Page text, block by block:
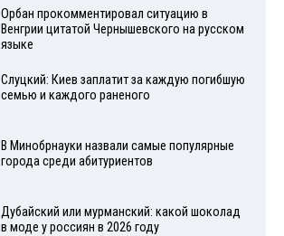
Орбан прокомментировал ситуацию в
Венгрии цитатой Чернышевского на русском
языке
Слуцкий: Киев заплатит за каждую погибшую
семью и каждого раненого
В Минобрнауки назвали самые популярные
города среди абитуриентов
Дубайский или мурманский: какой шоколад
в моде у россиян в 2026 году